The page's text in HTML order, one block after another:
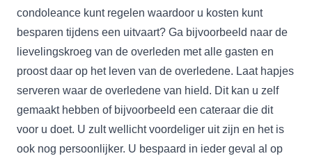
condoleance kunt regelen waardoor u kosten kunt
besparen tijdens een uitvaart? Ga bijvoorbeeld naar de
lievelingskroeg van de overleden met alle gasten en
proost daar op het leven van de overledene. Laat hapjes
serveren waar de overledene van hield. Dit kan u zelf
gemaakt hebben of bijvoorbeeld een cateraar die dit
voor u doet. U zult wellicht voordeliger uit zijn en het is
ook nog persoonlijker. U bespaard in ieder geval al op